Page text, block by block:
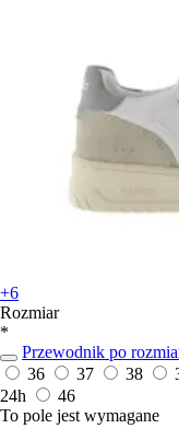
+6
Rozmiar
*
Przewodnik po
36
37 38
24h
46
To pole jest wymagane